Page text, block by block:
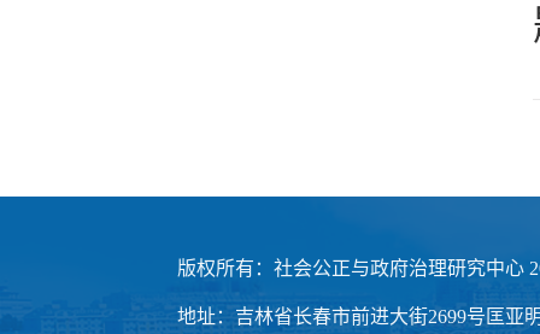
版权所有：社会公正与政府治理研究中心
地址：吉林省长春市前进大街2699号匡亚